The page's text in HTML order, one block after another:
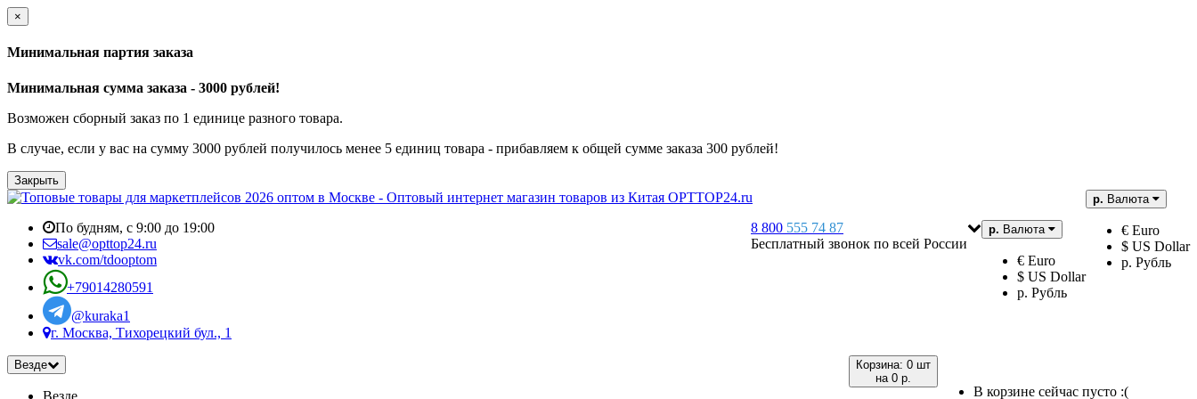
×
Минимальная партия заказа
Минимальная сумма заказа - 3000 рублей!
Возможен сборный заказ по 1 единице разного товара.
В случае, если у вас на сумму 3000 рублей получилось менее 5 единиц товара - прибавляем к общей сумме заказа 300 рублей!
Закрыть
р. Валюта
€ Euro
$ US Dollar
р. Рубль
р. Валюта
€ Euro
$ US Dollar
р. Рубль
8 800 555 74 87
Бесплатный звонок по всей России
По будням, с 9:00 до 19:00
sale@opttop24.ru
vk.com/tdooptom
+79014280591
@kuraka1
г. Москва, Тихорецкий бул., 1
Корзина: 0 шт
на 0 р.
В корзине сейчас пусто :(
Везде
Везде